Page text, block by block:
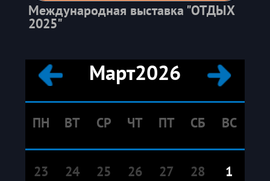
Международная выставка "ОТДЫХ
2025"
Март2026
ПН ВТ СР ЧТ ПТ СБ ВС
23 24 25 26 27 28
1